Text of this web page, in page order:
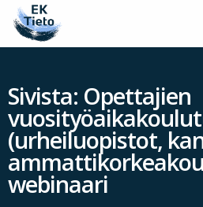
Sivista: Opettajien
(urheiluopistot,
webinaari